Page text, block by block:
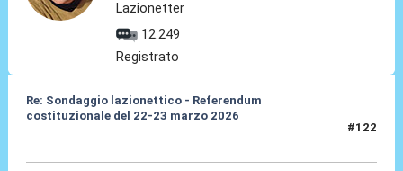
Lazionetter
12.249
Registrato
Re: Sondaggio lazionettico - Referendum
costituzionale del 22-23 marzo 2026
#122